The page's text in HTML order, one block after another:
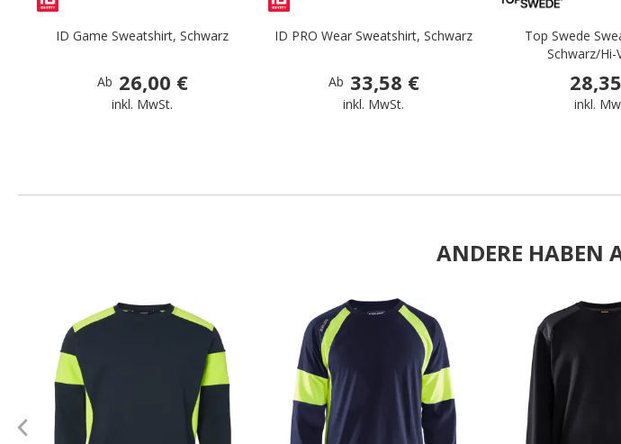
ID Game Sweatshirt, Schwarz
Ab 26,00 €
inkl. MwSt.
ID PRO Wear Sweatshirt, Schwarz
Ab 33,58 €
inkl. MwSt.
Top Swede
Schwarz/Hi-
inkl.
ANDERE HABEN